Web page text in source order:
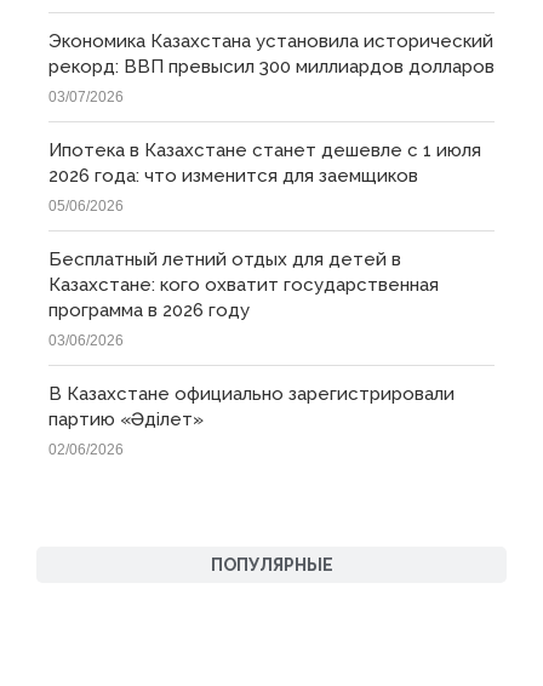
ПОПУЛЯРНЫЕ
Экономика Казахстана установила исторический
рекорд: ВВП превысил 300 миллиардов долларов
03/07/2026
Ипотека в Казахстане станет дешевле с 1 июля
2026 года: что изменится для заемщиков
05/06/2026
Бесплатный летний отдых для детей в
Казахстане: кого охватит государственная
программа в 2026 году
03/06/2026
В Казахстане официально зарегистрировали
партию «Əділет»
02/06/2026